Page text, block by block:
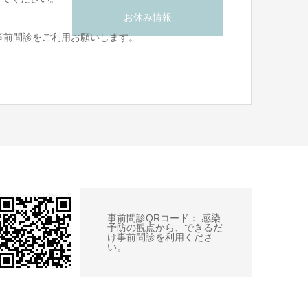
問診をご利用お願いします。
お休み情報
事前問診QRコード： 感染
予防の観点から、できるだ
け事前問診を利用くださ
い。